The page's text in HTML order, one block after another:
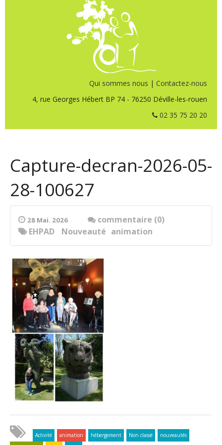
Qui sommes nous | Contactez-nous
4, rue Georges Hébert BP 74 - 76250 Déville-les-rouen
02 35 75 20 20
Capture-decran-2026-05-
28-100627
28 Mai. 2026
commentaire (0)
animation
EHPAD Nouveauté
Activité animation hébergement Non classé
nouveautés